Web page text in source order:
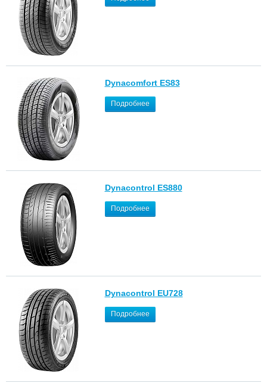
Dynacomfort ES83
Подробнее
Dynacontrol ES880
Подробнее
Dynacontrol EU728
Подробнее